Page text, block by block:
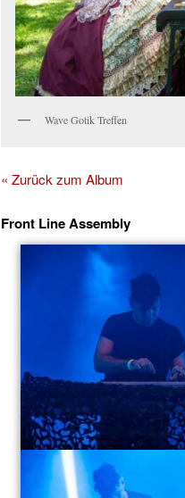
Wave Gotik Treffen
« Zurück zum Album
Front Line Assembly